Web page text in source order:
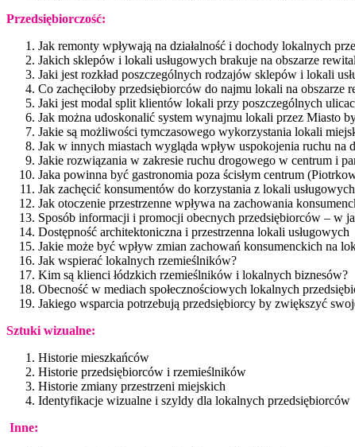
Przedsiębiorczość:
Jak remonty wpływają na działalność i dochody lokalnych
Jakich sklepów i lokali usługowych brakuje na obszarze
Jaki jest rozkład poszczególnych rodzajów sklepów i lokali
Co zachęciłoby przedsiębiorców do najmu lokali na obszarze
Jaki jest modal split klientów lokali przy poszczególnych
Jak można udoskonalić system wynajmu lokali przez Miasto
Jakie są możliwości tymczasowego wykorzystania lokali
Jak w innych miastach wygląda wpływ uspokojenia ruchu na
Jakie rozwiązania w zakresie ruchu drogowego w centrum i
Jaka powinna być gastronomia poza ścisłym centrum
Jak zachęcić konsumentów do korzystania z lokali
Jak otoczenie przestrzenne wpływa na zachowania
Sposób informacji i promocji obecnych przedsiębiorców – w
Dostępność architektoniczna i przestrzenna lokali usługowych
Jakie może być wpływ zmian zachowań konsumenckich na
Jak wspierać lokalnych rzemieślników?
Kim są klienci łódzkich rzemieślników i lokalnych biznesów?
Obecność w mediach społecznościowych lokalnych
Jakiego wsparcia potrzebują przedsiębiorcy by zwiększyć
Sztuki wizualne:
Historie mieszkańców
Historie przedsiębiorców i rzemieślników
Historie zmiany przestrzeni miejskich
Identyfikacje wizualne i szyldy dla lokalnych przedsiębiorców
Inne: